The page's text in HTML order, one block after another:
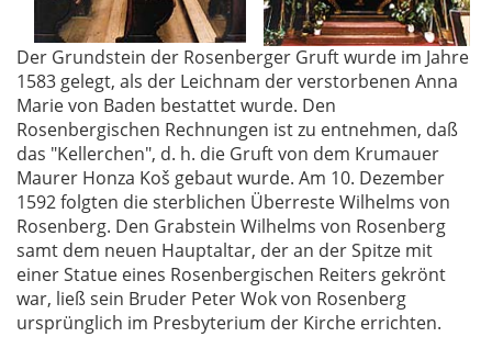
Der Grundstein der Rosenberger Gruft wurde im Jahre
1583 gelegt, als der Leichnam der verstorbenen Anna
Marie von Baden bestattet wurde. Den
Rosenbergischen Rechnungen ist zu entnehmen, daß
das "Kellerchen", d. h. die Gruft von dem Krumauer
Maurer Honza Koš gebaut wurde. Am 10. Dezember
1592 folgten die sterblichen Überreste Wilhelms von
Rosenberg. Den Grabstein Wilhelms von Rosenberg
samt dem neuen Hauptaltar, der an der Spitze mit
einer Statue eines Rosenbergischen Reiters gekrönt
war, ließ sein Bruder Peter Wok von Rosenberg
ursprünglich im Presbyterium der Kirche errichten.